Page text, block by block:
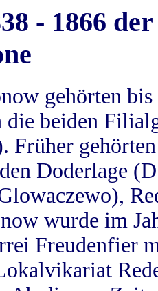
- 1866
gehörten
beiden
Früher
Doderlage
wurde im
Freudenfier